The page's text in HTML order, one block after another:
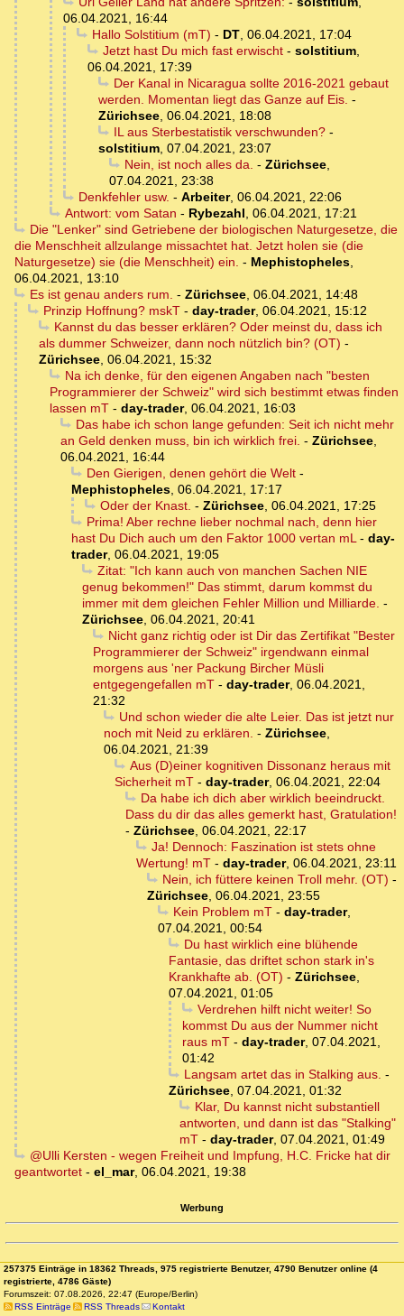
06.04.2021, 16:44
Hallo Solstitium (mT) - DT, 06.04.2021, 17:04
Jetzt hast Du mich fast erwischt- solstitium,
06.04.2021, 17:39
Der Kanal in Nicaragua sollte 2016-2021 gebaut
werden. Momentan liegt das Ganze auf Eis. -
Zürichsee, 06.04.2021, 18:08
IL aus Sterbestatistik verschwunden?-
solstitium, 07.04.2021, 23:07
Nein, ist noch alles da. - Zürichsee,
07.04.2021, 23:38
Denkfehler usw. - Arbeiter, 06.04.2021, 22:06
Antwort: vom Satan - Rybezahl, 06.04.2021, 17:21
Die "Lenker" sind Getriebene der biologischen Naturgesetze, die
die Menschheit allzulange missachtet hat. Jetzt holen sie (die
Naturgesetze) sie (die Menschheit) ein. - Mephistopheles,
06.04.2021, 13:10
Es ist genau anders rum. - Zürichsee, 06.04.2021, 14:48
Prinzip Hoffnung? mskT- day-trader, 06.04.2021, 15:12
Kannst du das besser erklären? Oder meinst du, dass ich
als dummer Schweizer, dann noch nützlich bin? (OT) -
Zürichsee, 06.04.2021, 15:32
Na ich denke, für den eigenen Angaben nach "besten
Programmierer der Schweiz" wird sich bestimmt etwas finden
lassen mT - day-trader, 06.04.2021, 16:03
Das habe ich schon lange gefunden: Seit ich nicht mehr
an Geld denken muss, bin ich wirklich frei. - Zürichsee,
06.04.2021, 16:44
Den Gierigen, denen gehört die Welt-
Mephistopheles, 06.04.2021, 17:17
Oder der Knast. - Zürichsee, 06.04.2021, 17:25
Prima! Aber rechne lieber nochmal nach, denn hier
hast Du Dich auch um den Faktor 1000 vertan mL- day-
trader, 06.04.2021, 19:05
Zitat: "Ich kann auch von manchen Sachen NIE
genug bekommen!" Das stimmt, darum kommst du
immer mit dem gleichen Fehler Million und Milliarde. -
Zürichsee, 06.04.2021, 20:41
Nicht ganz richtig oder ist Dir das Zertifikat "Bester
Programmierer der Schweiz" irgendwann einmal
morgens aus 'ner Packung Bircher Müsli
entgegengefallen mT - day-trader, 06.04.2021,
21:32
Und schon wieder die alte Leier. Das ist jetzt nur
noch mit Neid zu erklären. - Zürichsee,
06.04.2021, 21:39
Aus (D)einer kognitiven Dissonanz heraus mit
Sicherheit mT - day-trader, 06.04.2021, 22:04
Da habe ich dich aber wirklich beeindruckt.
Dass du dir das alles gemerkt hast, Gratulation!
- Zürichsee, 06.04.2021, 22:17
Ja! Dennoch: Faszination ist stets ohne
Wertung! mT - day-trader, 06.04.2021, 23:11
Nein, ich füttere keinen Troll mehr. (OT) -
Zürichsee, 06.04.2021, 23:55
Kein Problem mT- day-trader,
07.04.2021, 00:54
Du hast wirklich eine blühende
Fantasie, das driftet schon stark in's
Krankhafte ab. (OT) - Zürichsee,
07.04.2021, 01:05
Verdrehen hilft nicht weiter! So
kommst Du aus der Nummer nicht
raus mT - day-trader, 07.04.2021,
01:42
Langsam artet das in Stalking aus. -
Zürichsee, 07.04.2021, 01:32
Klar, Du kannst nicht substantiell
antworten, und dann ist das "Stalking"
mT - day-trader, 07.04.2021, 01:49
@Ulli Kersten - wegen Freiheit und Impfung, H.C. Fricke hat dir
geantwortet - el_mar, 06.04.2021, 19:38
Werbung
257375 Einträge in 18362 Threads, 975 registrierte Benutzer, 4790 Benutzer online (4
registrierte, 4786 Gäste)
Forumszeit: 07.08.2026, 22:47 (Europe/Berlin)
RSS Einträge
RSS Threads Kontakt